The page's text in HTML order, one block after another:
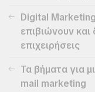
Digital
επιβιώνουν
επιχειρήσεις
Τα βήματα για
mail marketing